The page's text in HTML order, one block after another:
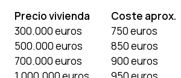
Precio vivienda
Coste aprox.
300.000 euros
750 euros
500.000 euros
850 euros
700.000 euros
900 euros